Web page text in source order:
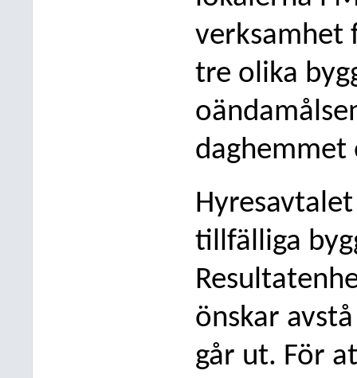
verksamhet
tre olika
daghemmet
tillfälliga
önskar
går ut. För